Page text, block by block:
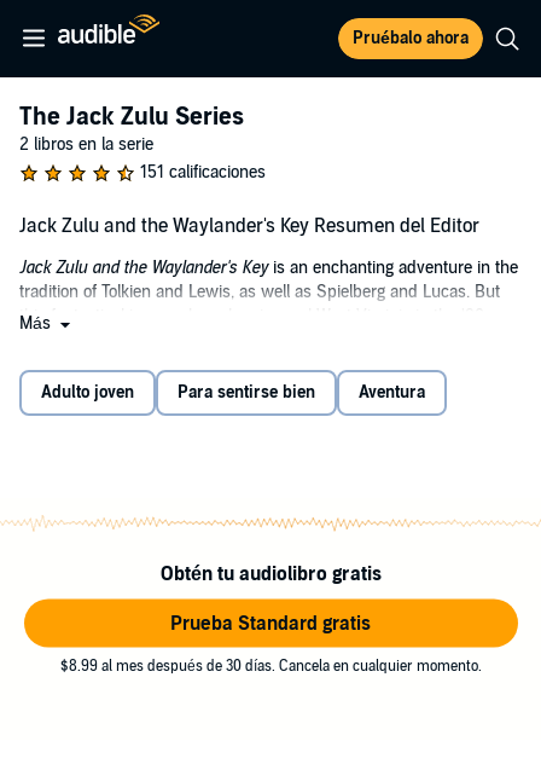
Pruébalo ahora
The Jack Zulu Series
2 libros en la serie
151 calificaciones
Jack Zulu and the Waylander's Key Resumen del Editor
Jack Zulu and the Waylander's Keyis an enchanting adventure in the
tradition of Tolkien and Lewis, as well as Spielberg and Lucas. But
this fantastical journey launches in rural West Virginia in the '80s,
city between 12 realms and finds out where he truly belongs in a
surprising, satisfying adventure.
Más
Adulto joven Para sentirse bien Aventura
Obtén tu audiolibro gratis
Prueba Standard gratis
$8.99 al mes después de 30 días. Cancela en cualquier momento.